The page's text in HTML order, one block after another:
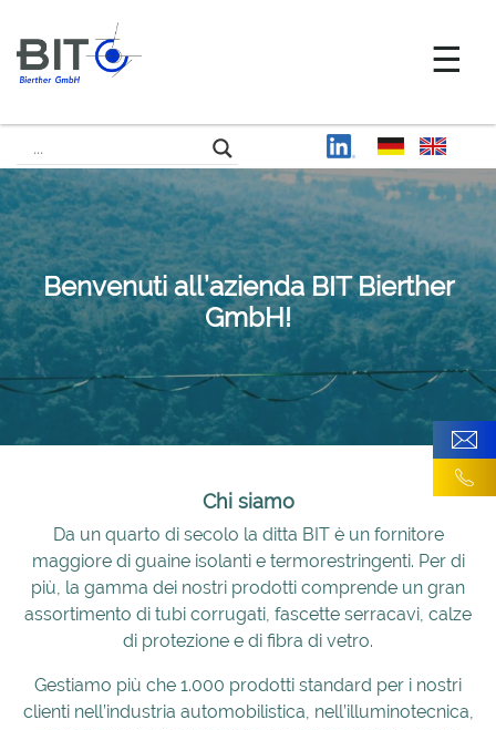
Benvenuti all’azienda BIT Bierther
GmbH!
Chi siamo
Da un quarto di secolo la ditta BIT è un fornitore
maggiore di guaine isolanti e termorestringenti. Per di
più, la gamma dei nostri prodotti comprende un gran
assortimento di tubi corrugati, fascette serracavi, calze
di protezione e di fibra di vetro.
Gestiamo più che 1.000 prodotti standard per i nostri
clienti nell’industria automobilistica, nell’illuminotecnica,